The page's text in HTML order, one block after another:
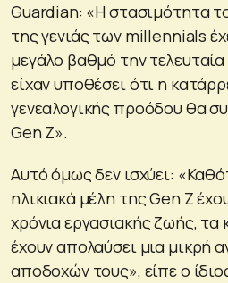
Guardian: «Η στασιμότητα
της γενιάς των millennials
μεγάλο βαθμό την
είχαν υποθέσει ότι η
γενεαλογικής προόδου θα
Gen Z».
Αυτό όμως δεν ισχύει:
ηλικιακά μέλη της Gen Ζ
χρόνια εργασιακής ζωής, τα
έχουν απολαύσει μια μικρή
αποδοχών τους», είπε ο